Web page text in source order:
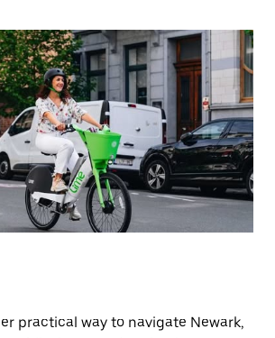
practical way to navigate Newark,